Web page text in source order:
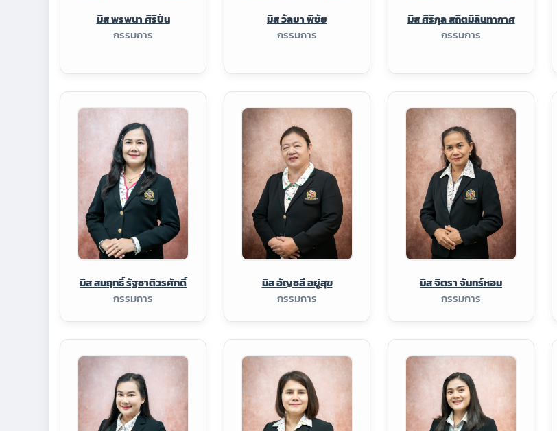
มิส พรพนา ศิริปิ่น
กรรมการ
มิส วัลยา พิชัย
กรรมการ
มิส ศิริกุล สถิตมิลินทากาศ
กรรมการ
มิส สมฤทธิ์ รัฐชาติวรศักดิ์
กรรมการ
มิส อัญชลี อยู่สุข
กรรมการ
มิส จิตรา จันทร์หอม
กรรมการ